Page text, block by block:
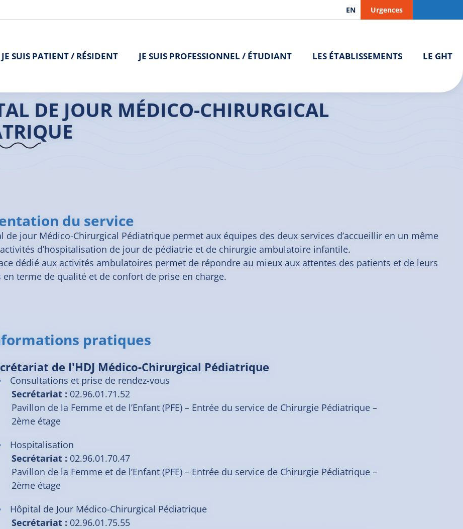
EN Urgences
JE SUIS PATIENT / RÉSIDENT JE SUIS PROFESSIONNEL / ÉTUDIANT LES ÉTABLISSEMENTS LE GHT
> L'offre de soins> Hôpital de jour Médico-Chirurgical Pédiatrique> Hôpital de jour Médico-Chirurgical Pédiatrique | Saint-
DE JOUR MÉDICO-CHIRURGICAL
du service
de jour Médico-Chirurgical Pédiatrique permet aux équipes des deux services d’accueillir en un même
d’hospitalisation de jour de pédiatrie et de chirurgie ambulatoire infantile.
dédié aux activités ambulatoires permet de répondre au mieux aux attentes des patients et de leurs
terme de qualité et de confort de prise en charge.
pratiques
de l'HDJ Médico-Chirurgical Pédiatrique
Consultations et prise de rendez-vous
Secrétariat : 02.96.01.71.52
Pavillon de la Femme et de l’Enfant (PFE) – Entrée du service de Chirurgie Pédiatrique –
2ème étage
Hospitalisation
Secrétariat : 02.96.01.70.47
Pavillon de la Femme et de l’Enfant (PFE) – Entrée du service de Chirurgie Pédiatrique –
2ème étage
Hôpital de Jour Médico-Chirurgical Pédiatrique
Secrétariat : 02.96.01.75.55